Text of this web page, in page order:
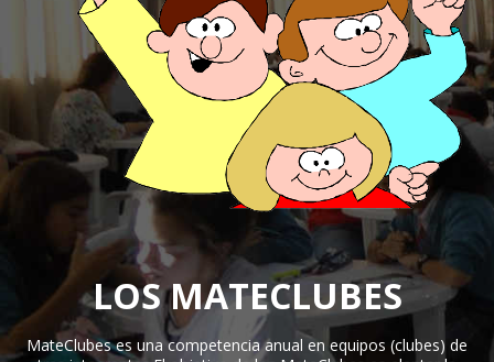
LOS MATECLUBES
MateClubes es una competencia anual en equipos (clubes) de